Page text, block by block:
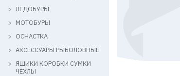
ЛЕДОБУРЫ
МОТОБУРЫ
ОСНАСТКА
АКСЕССУАРЫ РЫБОЛОВНЫЕ
ЯЩИКИ КОРОБКИ СУМКИ
ЧЕХЛЫ